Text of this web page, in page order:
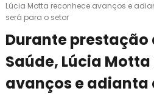
Lúcia Motta reconhece avanços e
será para o setor
Durante prestação
Saúde, Lúcia
avanços e adianta